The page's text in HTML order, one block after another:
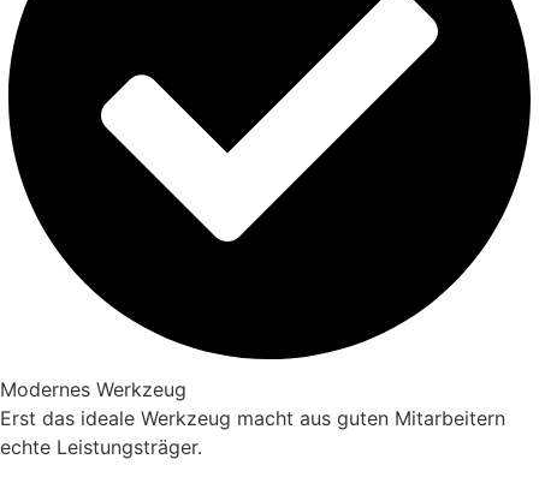
Modernes Werkzeug
Erst das ideale Werkzeug macht aus guten Mitarbeitern
echte Leistungsträger.